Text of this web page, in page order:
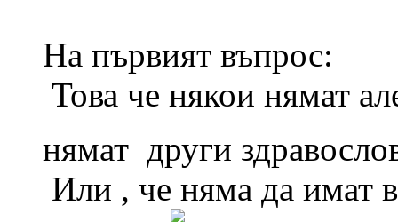
На първият въпрос:
Това че някои нямат
нямат други
Или , че няма да имат